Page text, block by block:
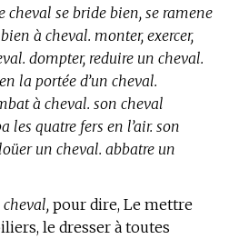
cheval se bride bien, se ramene
à cheval. monter, exercer,
dompter, reduire un cheval.
la portée d’un cheval.
à cheval. son cheval
les quatre fers en l’air. son
un cheval. abbatre un
pour dire, Le mettre
le dresser à toutes